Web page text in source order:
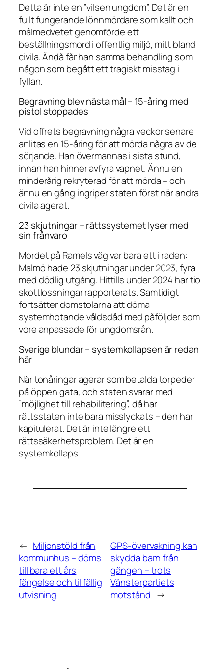
Detta är inte en ”vilsen ungdom”. Det är en
fullt fungerande lönnmördare som kallt och
målmedvetet genomförde ett
beställningsmord i offentlig miljö, mitt bland
civila. Ändå får han samma behandling som
någon som begått ett tragiskt misstag i
fyllan.
Begravning blev nästa mål – 15-åring med
pistol stoppades
Vid offrets begravning några veckor senare
anlitas en 15-åring för att mörda några av de
sörjande. Han övermannas i sista stund,
innan han hinner avfyra vapnet. Ännu en
minderårig rekryterad för att mörda – och
ännu en gång ingriper staten först när andra
civila agerat.
23 skjutningar – rättssystemet lyser med
sin frånvaro
Mordet på Ramels väg var bara ett i raden:
Malmö hade 23 skjutningar under 2023, fyra
med dödlig utgång. Hittills under 2024 har tio
skottlossningar rapporterats. Samtidigt
fortsätter domstolarna att döma
systemhotande våldsdåd med påföljder som
vore anpassade för ungdomsrån.
Sverige blundar – systemkollapsen är redan
här
När tonåringar agerar som betalda torpeder
på öppen gata, och staten svarar med
”möjlighet till rehabilitering”, då har
rättsstaten inte bara misslyckats – den har
kapitulerat. Det är inte längre ett
rättssäkerhetsproblem. Det är en
systemkollaps.
← Miljonstöld från
kommunhus – döms
till bara ett års
fängelse och tillfällig
utvisning
GPS-övervakning kan
skydda barn från
gängen – trots
Vänsterpartiets
motstånd →